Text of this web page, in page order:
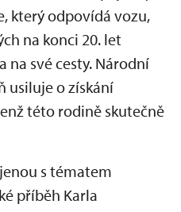
který odpovídá vozu,
na konci 20. let
své cesty. Národní
usiluje o získání
této rodině skutečně
s tématem
příběh Karla